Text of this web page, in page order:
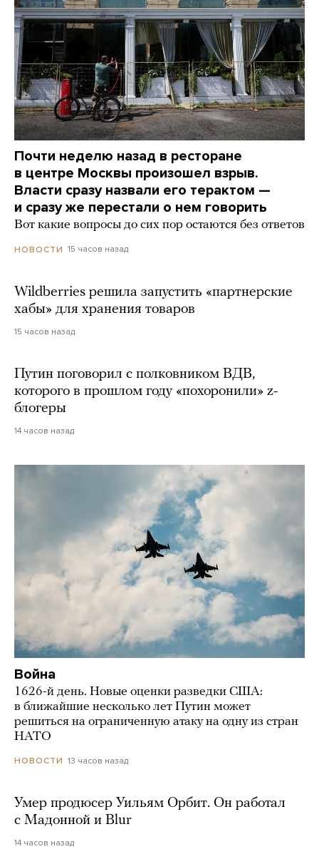
Почти неделю назад в ресторане
в центре Москвы произошел взрыв.
Власти сразу назвали его терактом —
и сразу же перестали о нем говорить
Вот какие вопросы до сих пор остаются без ответов
НОВОСТИ 15 часов назад
Wildberries решила запустить «партнерские
хабы» для хранения товаров
15 часов назад
Путин поговорил с полковником ВДВ,
которого в прошлом году «похоронили» z-
блогеры
14 часов назад
Война
1626-й день. Новые оценки разведки США:
в ближайшие несколько лет Путин может
решиться на ограниченную атаку на одну из стран
НАТО
НОВОСТИ 13 часов назад
Умер продюсер Уильям Орбит. Он работал
с Мадонной и Blur
14 часов назад